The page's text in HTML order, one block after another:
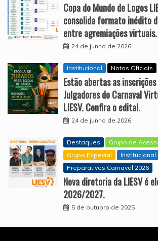
Copa do Mundo de Logos
consolida formato inédito
entre agremiações virtuais.
24 de junho de 2026
Institucional Notas Oficiais
Estão abertas as
Julgadores do Carnaval
LIESV. Confira o edital.
24 de junho de 2026
Destaques
Grupo de
Grupo Especial
Institucional
Preparativos Carnaval 2026
Nova diretoria da LIESV é
2026/2027.
5 de outubro de 2025